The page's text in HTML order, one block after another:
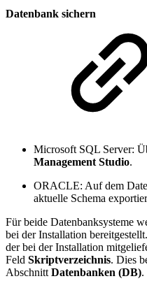
Datenbank sichern
Microsoft SQL Server:
Management Studio.
ORACLE: Auf dem
aktuelle Schema
Für beide Datenbanksysteme
bei der Installation
der bei der Installation
Feld Skriptverzeichnis. Dies
Abschnitt Datenbanken (DB).